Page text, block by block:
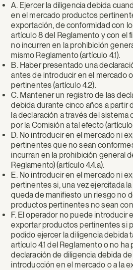
A. Ejercer la diligencia debida
en el mercado productos
exportación, de conformidad con
artículo 8 del Reglamento y con el
no incurren en la prohibición
mismo Reglamento (artículo 4.1).
B. Haber presentado una
antes de introducir en el mercado
pertinentes (artículo 4.2).
C. Mantener un registro de las
debida durante cinco años a partir
la declaración a través del sistema
por la Comisión a tal efecto
D. No introducir en el mercado ni
pertinentes que no sean
incurran en la prohibición general
Reglamento) (artículo 4.4.a).
E. No introducir en el mercado ni
pertinentes si, una vez ejercitada
queda de manifiesto un riesgo no
productos pertinentes no sean
F. El operador no puede introducir
exportar productos pertinentes si
podido ejercer la diligencia debida
artículo 4.1 del Reglamento o no
declaración de diligencia debida
introducción en el mercado o a la